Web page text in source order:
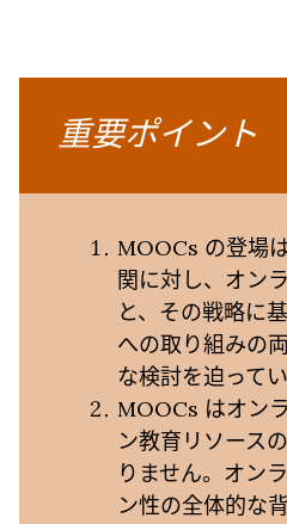
重要ポイント
MOOCs の登場
関に対し、オン
と、その戦略に
への取り組みの
な検討を迫ってい
MOOCs はオン
ン教育リソース
りません。オン
ン性の全体的な